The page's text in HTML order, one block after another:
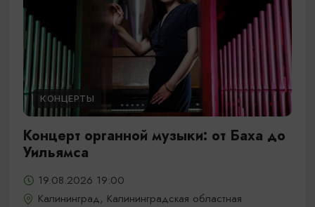
КОНЦЕРТЫ
Концерт органной музыки: от Баха до
Уильямса
19.08.2026 19:00
Калининград, Калининградская областная